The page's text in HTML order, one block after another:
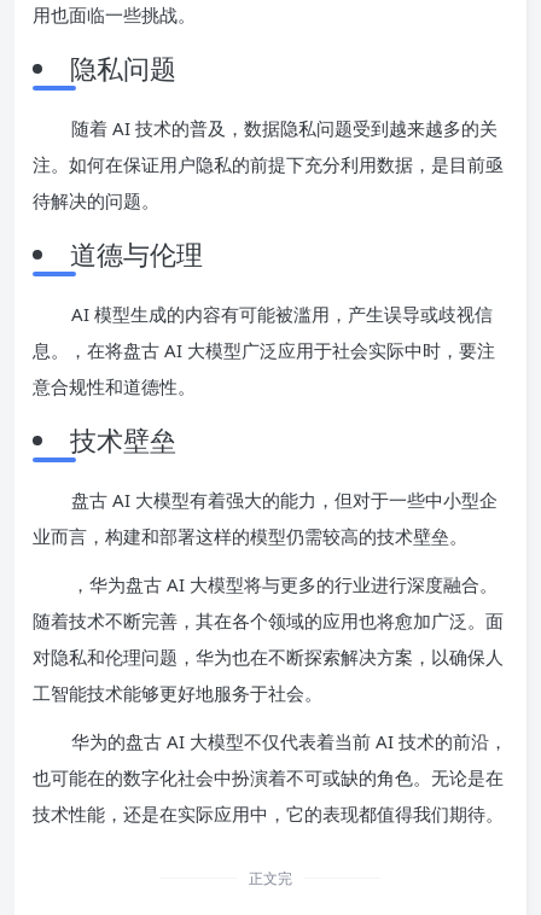
用也面临一些挑战。
隐私问题
随着 AI 技术的普及，数据隐私问题受到越来越多的关
注。如何在保证用户隐私的前提下充分利用数据，是目前亟
待解决的问题。
道德与伦理
AI 模型生成的内容有可能被滥用，产生误导或歧视信
息。，在将盘古 AI 大模型广泛应用于社会实际中时，要注
意合规性和道德性。
技术壁垒
盘古 AI 大模型有着强大的能力，但对于一些中小型企
业而言，构建和部署这样的模型仍需较高的技术壁垒。
，华为盘古 AI 大模型将与更多的行业进行深度融合。
随着技术不断完善，其在各个领域的应用也将愈加广泛。面
对隐私和伦理问题，华为也在不断探索解决方案，以确保人
工智能技术能够更好地服务于社会。
华为的盘古 AI 大模型不仅代表着当前 AI 技术的前沿，
也可能在的数字化社会中扮演着不可或缺的角色。无论是在
技术性能，还是在实际应用中，它的表现都值得我们期待。
正文完